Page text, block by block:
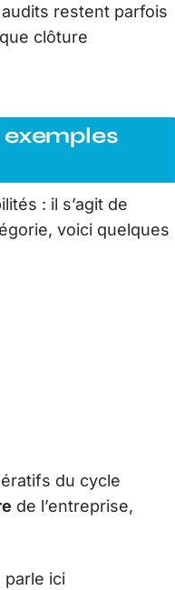
restent parfois
clôture
: il s’agit de
voici quelques
du cycle
de l’entreprise,
parle ici